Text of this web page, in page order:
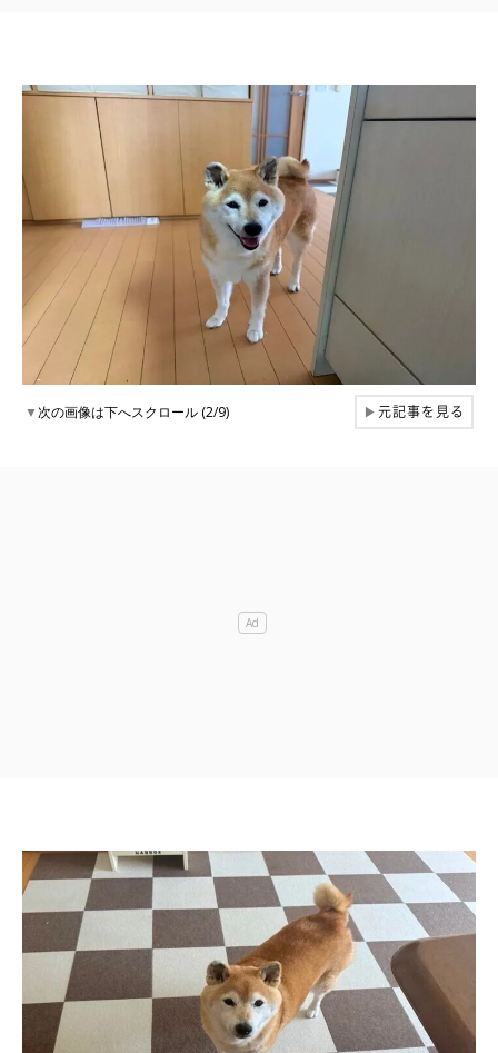
▼次の画像は下へスクロール (2/9) ▶元記事を見る